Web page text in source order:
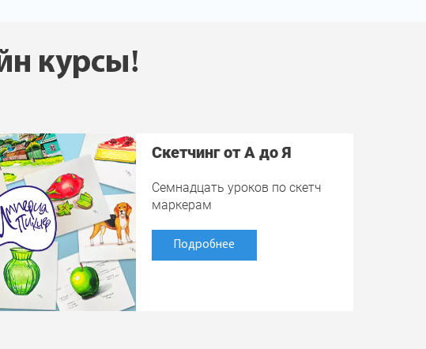
курсы!
Скетчинг от А до Я
Семнадцать уроков по скетч
маркерам
Подробнее